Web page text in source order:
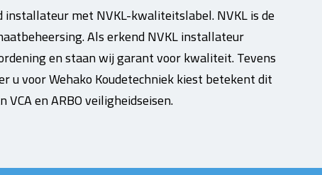
installateur met NVKL-kwaliteitslabel. NVKL is de
Als erkend NVKL installateur
en staan wij garant voor kwaliteit. Tevens
u voor Wehako Koudetechniek kiest betekent dit
en ARBO veiligheidseisen.